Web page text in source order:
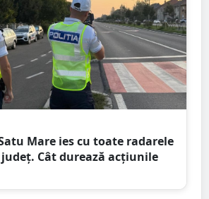
Mare ies cu toate radarele
județ. Cât durează acțiunile